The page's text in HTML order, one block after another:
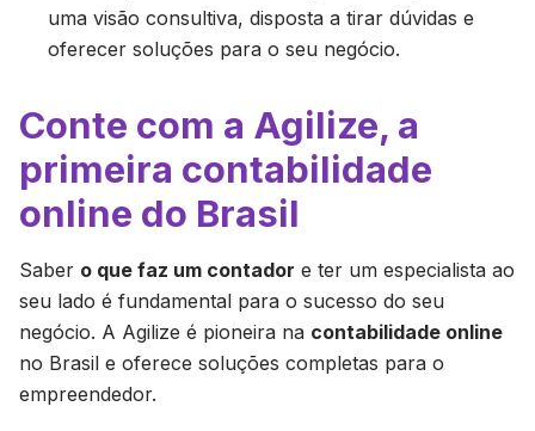
uma visão consultiva, disposta a tirar dúvidas e
oferecer soluções para o seu negócio.
Conte com a Agilize, a
primeira contabilidade
online do Brasil
Saber o que faz um contador e ter um especialista ao
seu lado é fundamental para o sucesso do seu
negócio. A Agilize é pioneira na contabilidade online
no Brasil e oferece soluções completas para o
empreendedor.